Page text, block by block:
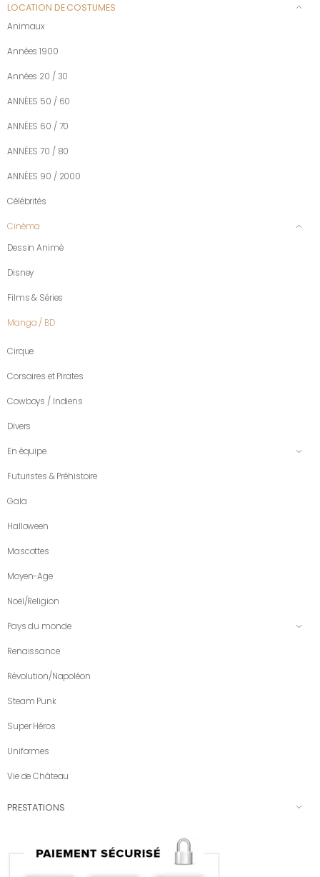
LOCATION DE COSTUMES
Animaux
Années 1900
Années 20 / 30
ANNÉES 50 / 60
ANNÉES 60 / 70
ANNÉES 70 / 80
ANNÉES 90 / 2000
Célébrités
Cinéma
Dessin Animé
Disney
Films & Séries
Manga / BD
Cirque
Corsaires et Pirates
Cowboys / Indiens
Divers
En équipe
Futuristes & Préhistoire
Gala
Halloween
Mascottes
Moyen-Age
Noël/Religion
Pays du monde
Renaissance
Révolution/Napoléon
Steam Punk
Super Héros
Uniformes
Vie de Château
PRESTATIONS